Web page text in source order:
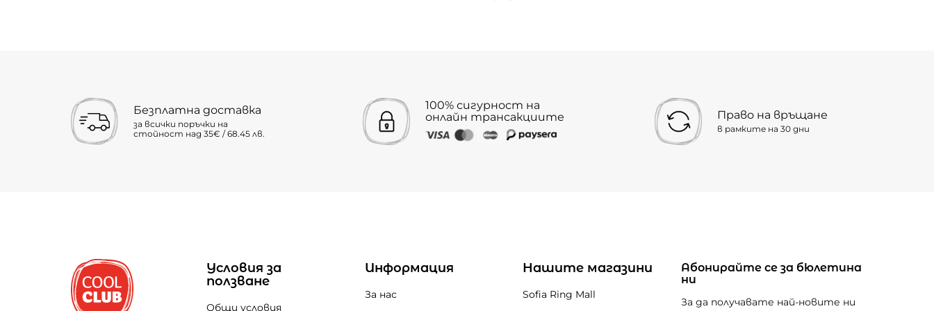
Безплатна доставка
за всички поръчки на
стойност над 35€ / 68.45 лв.
100% сигурност на
онлайн трансакциите
Право на връщане
в рамките на 30 дни
Условия за
ползване
Общи условия
Информация
За нас
Нашите магазини
Sofia Ring Mall
Абонирайте се за бюлетина
ни
За да получавате най-новите ни